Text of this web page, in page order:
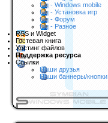
faq - Windows mobile
faq - Установка игр
faq - Форум
faq - Разное
RSS и Widget
Гостевая книга
Хостинг файлов
Поддержка ресурса
Ссылки
Наши друзья
Наши баннеры/кнопки